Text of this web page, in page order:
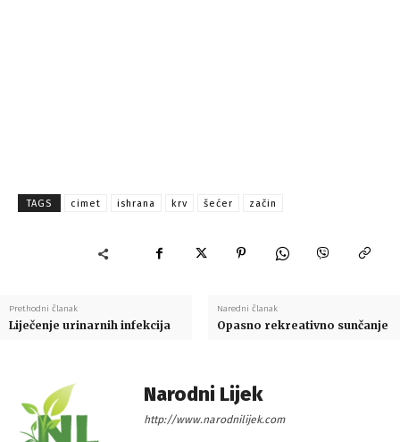
TAGS cimet ishrana krv šećer začin
Prethodni članak
Liječenje urinarnih infekcija
Naredni članak
Opasno rekreativno sunčanje
Narodni Lijek
http://www.narodnilijek.com